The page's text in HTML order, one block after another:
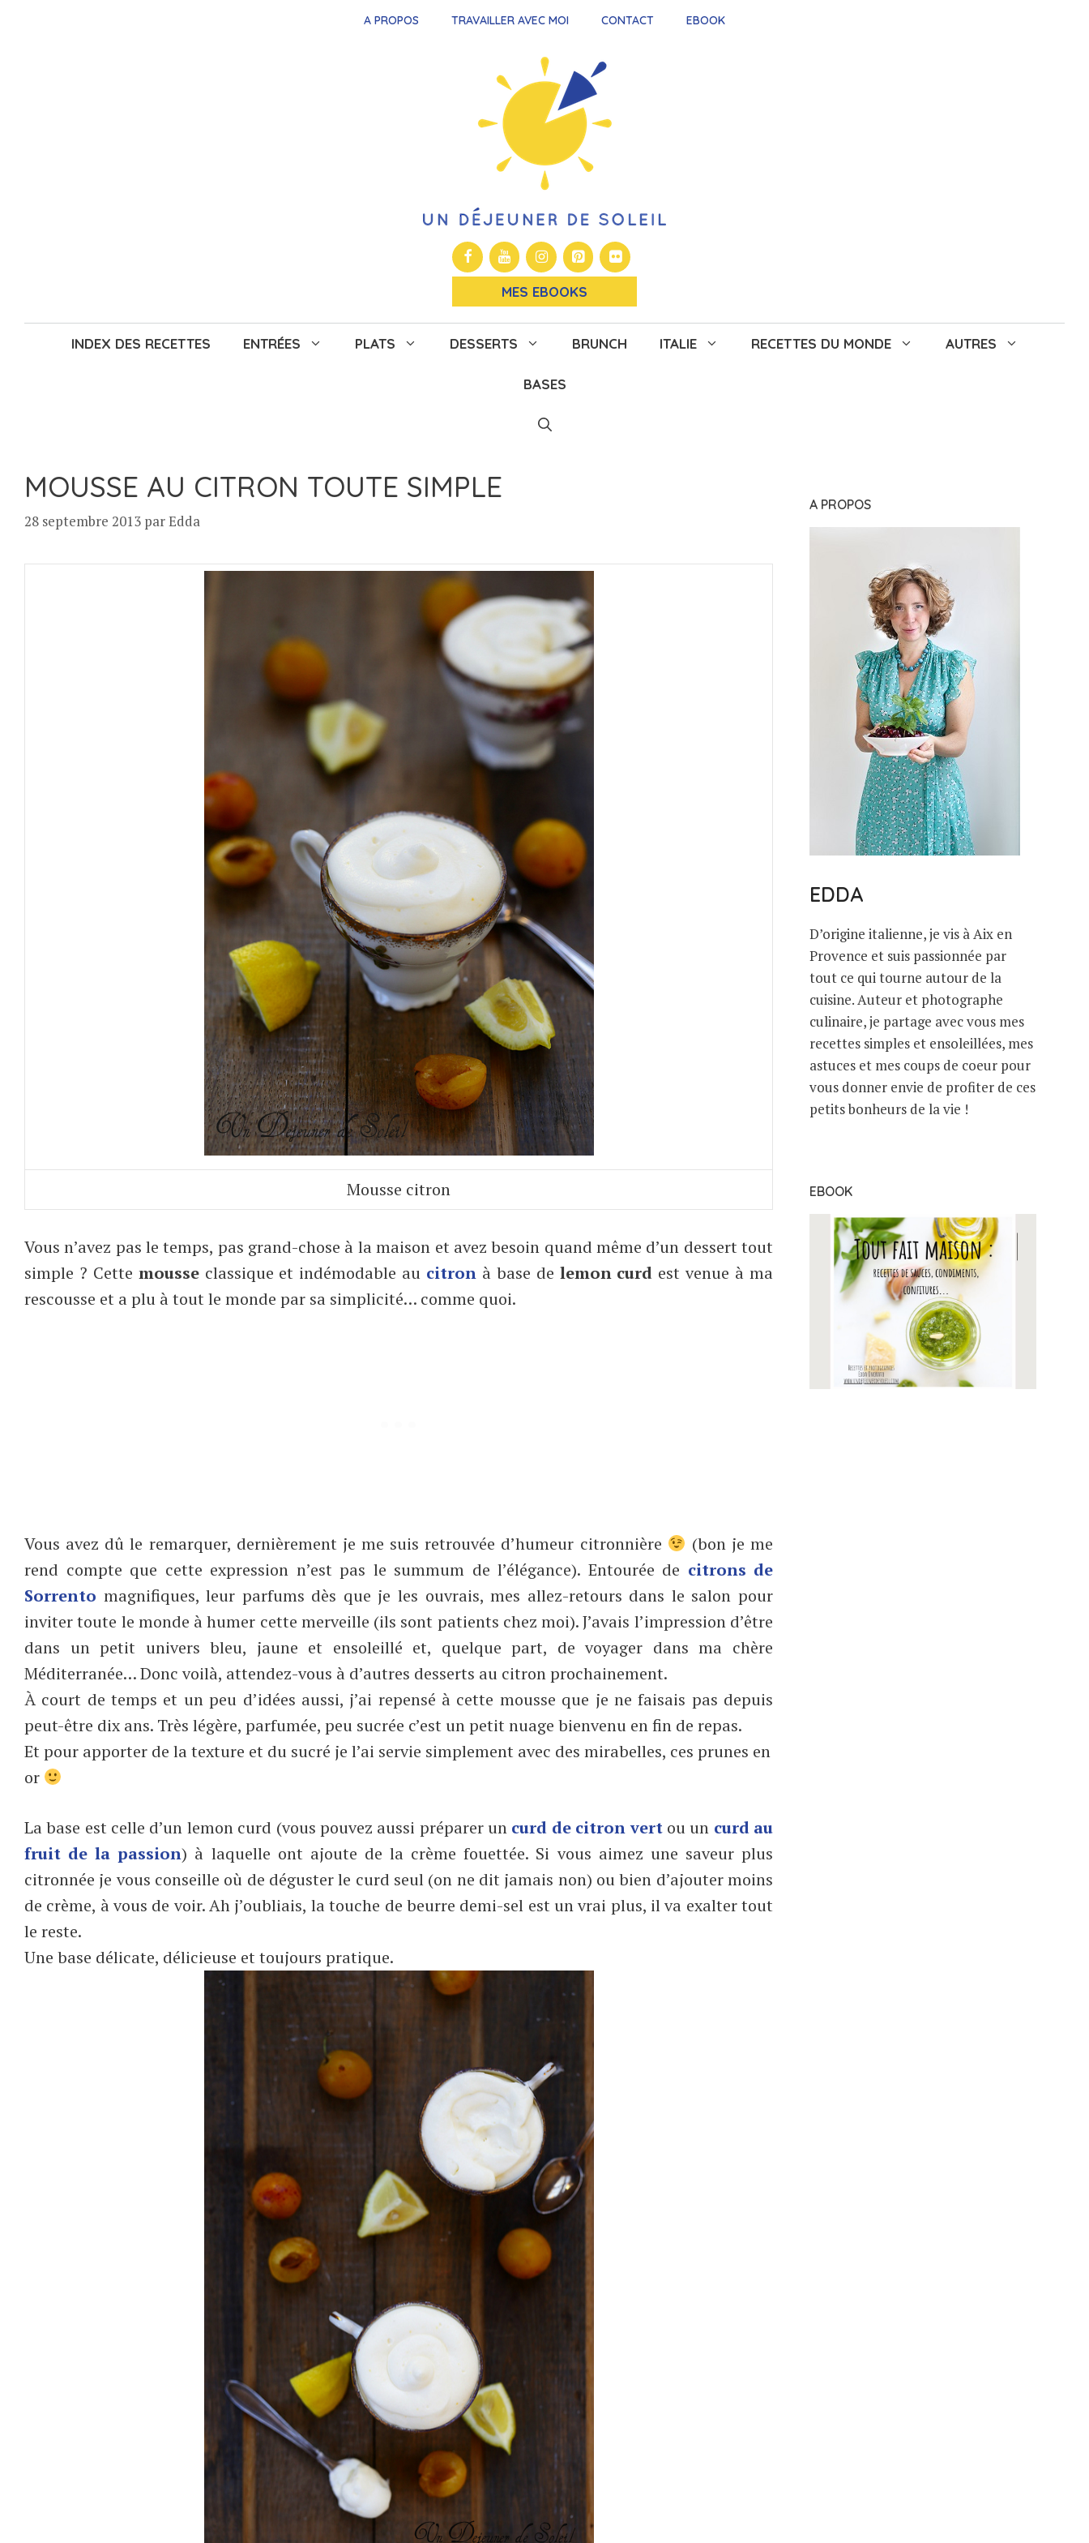
A PROPOS TRAVAILLER AVEC MOI CONTACT EBOOK
MES EBOOKS
INDEX DES RECETTES ENTRÉES PLATS DESSERTS BRUNCH ITALIE RECETTES DU MONDE AUTRES
BASES
MOUSSE AU CITRON TOUTE SIMPLE
28 septembre 2013 parEdda
Mousse citron
Vous n’avez pas le temps, pas grand-chose à la maison et avez besoin quand même d’un dessert tout
simple ? Cette mousse classique et indémodable au citron à base de lemon curd est venue à ma
rescousse et a plu à tout le monde par sa simplicité… comme quoi.
Vous avez dû le remarquer, dernièrement je me suis retrouvée d’humeur citronnière
(bon je me
rend compte que cette expression n’est pas le summum de l’élégance). Entourée de citrons de
Sorrento magnifiques, leur parfums dès que je les ouvrais, mes allez-retours dans le salon pour
inviter toute le monde à humer cette merveille (ils sont patients chez moi). J’avais l’impression d’être
dans un petit univers bleu, jaune et ensoleillé et, quelque part, de voyager dans ma chère
Méditerranée… Donc voilà, attendez-vous à d’autres desserts au citron prochainement.
À court de temps et un peu d’idées aussi, j’ai repensé à cette mousse que je ne faisais pas depuis
peut-être dix ans. Très légère, parfumée, peu sucrée c’est un petit nuage bienvenu en fin de repas.
Et pour apporter de la texture et du sucré je l’ai servie simplement avec des mirabelles, ces prunes en
or
La base est celle d’un lemon curd (vous pouvez aussi préparer un curd de citron vertou un curd au
fruit de la passion) à laquelle ont ajoute de la crème fouettée. Si vous aimez une saveur plus
citronnée je vous conseille où de déguster le curd seul (on ne dit jamais non) ou bien d’ajouter moins
de crème, à vous de voir. Ah j’oubliais, la touche de beurre demi-sel est un vrai plus, il va exalter tout
le reste.
Une base délicate, délicieuse et toujours pratique.
A PROPOS
EDDA
D’origine italienne, je vis à Aix en
Provence et suis passionnée par
tout ce qui tourne autour de la
cuisine. Auteur et photographe
culinaire, je partage avec vous mes
recettes simples et ensoleillées, mes
astuces et mes coups de coeur pour
vous donner envie de profiter de ces
petits bonheurs de la vie !
EBOOK